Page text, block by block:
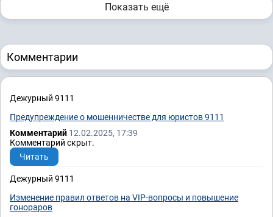
Показать ещё
Комментарии
Дежурный 9111
Предупреждение о мошенничестве для юристов 9111
Комментарий 12.02.2025, 17:39
Комментарий скрыт.
Читать
Дежурный 9111
Изменение правил ответов на VIP-вопросы и повышение
гонораров